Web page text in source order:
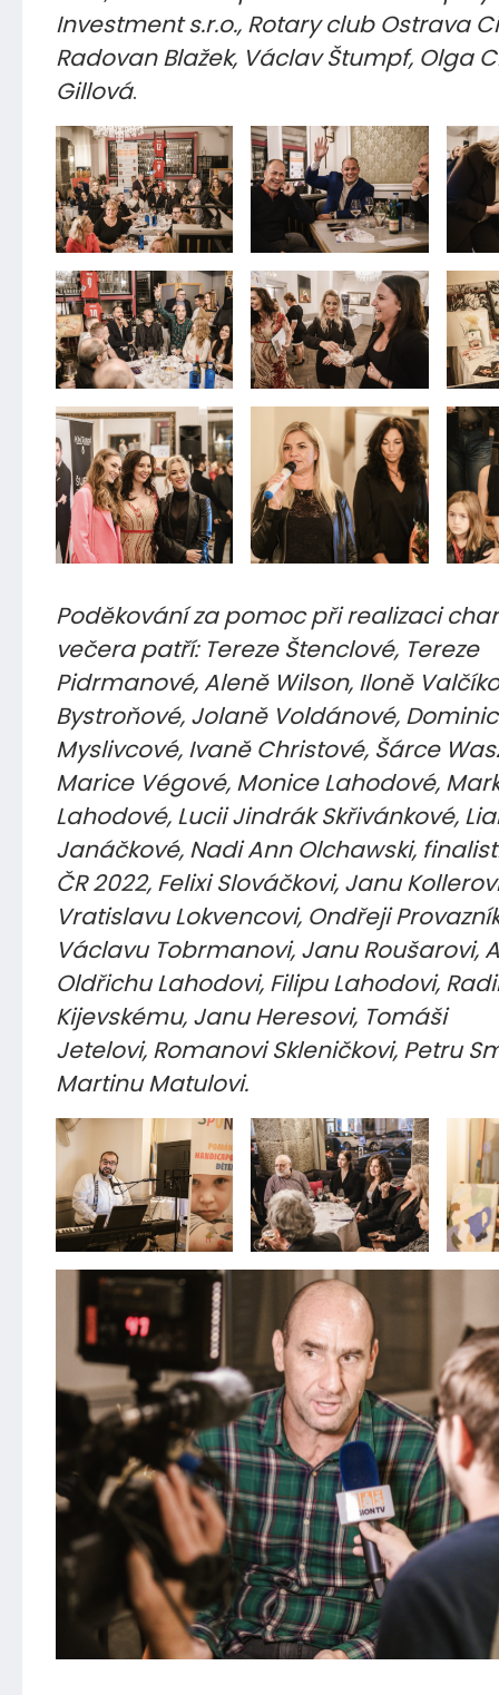
Investment s.r.o., Rotary club Ostrava
Radovan Blažek, Václav Štumpf, Olga
Gillová.
Poděkování za pomoc při realizaci
večera patří: Tereze Štenclové, Tereze
Pidrmanové, Aleně Wilson, Iloně
Bystroňové, Jolaně Voldánové,
Myslivcové, Ivaně Christové, Šárce
Marice Végové, Monice Lahodové,
Lahodové, Lucii Jindrák Skřivánkové,
Janáčkové, Nadi Ann Olchawski,
ČR 2022, Felixi Slováčkovi, Janu
Vratislavu Lokvencovi, Ondřeji
Václavu Tobrmanovi, Janu Roušarovi,
Oldřichu Lahodovi, Filipu Lahodovi,
Kijevskému, Janu Heresovi, Tomáši
Jetelovi, Romanovi Skleničkovi, Petru
Martinu Matulovi.